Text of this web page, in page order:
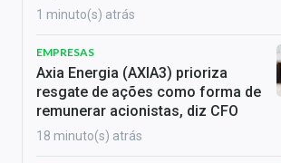
1 minuto(s) atrás
EMPRESAS
Axia Energia (AXIA3) prioriza
resgate de ações como forma de
remunerar acionistas, diz CFO
18 minuto(s) atrás